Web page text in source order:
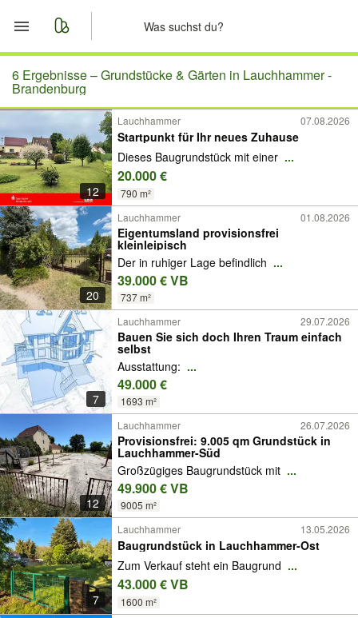
Start
Merkliste
Nachrichten
Anzeige aufgeben
6 Ergebnisse –Grundstücke & Gärten in Lauchhammer -
Brandenburg
12
Lauchhammer 07.08.2026
Startpunkt für Ihr neues Zuhause
Dieses Baugrundstück mit einer ...
20.000 €
790 m²
20
Lauchhammer 01.08.2026
Eigentumsland provisionsfrei
kleinleipisch
Der in ruhiger Lage befindlich ...
39.000 € VB
737 m²
7
Lauchhammer 29.07.2026
Bauen Sie sich doch Ihren Traum einfach
selbst
Ausstattung: ...
49.000 €
1693 m²
12
Lauchhammer 26.07.2026
Provisionsfrei: 9.005 qm Grundstück in
Lauchhammer-Süd
Großzügiges Baugrundstück mit ...
49.900 € VB
9005 m²
7
Lauchhammer 13.05.2026
Baugrundstück in Lauchhammer-Ost
Zum Verkauf steht ein Baugrund ...
43.000 € VB
1600 m²